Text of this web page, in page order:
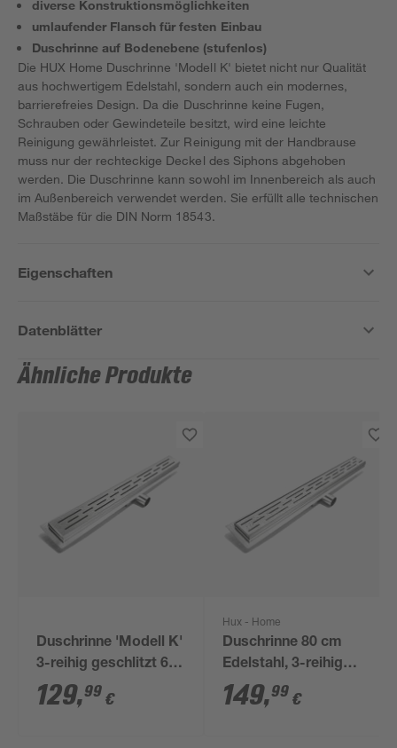
diverse Konstruktionsmöglichkeiten
umlaufender Flansch für festen Einbau
Duschrinne auf Bodenebene (stufenlos)
Die HUX Home Duschrinne 'Modell K' bietet nicht nur Qualität
aus hochwertigem Edelstahl, sondern auch ein modernes,
barrierefreies Design. Da die Duschrinne keine Fugen,
Schrauben oder Gewindeteile besitzt, wird eine leichte
Reinigung gewährleistet. Zur Reinigung mit der Handbrause
muss nur der rechteckige Deckel des Siphons abgehoben
werden. Die Duschrinne kann sowohl im Innenbereich als auch
im Außenbereich verwendet werden. Sie erfüllt alle technischen
Maßstäbe für die DIN Norm 18543.
Eigenschaften
Datenblätter
Ähnliche Produkte
Duschrinne 'Modell K'
3-reihig geschlitzt 60
cm
129,99 €
Hux - Home
Duschrinne 80 cm
Edelstahl, 3-reihig
geschlitzt
149,99 €